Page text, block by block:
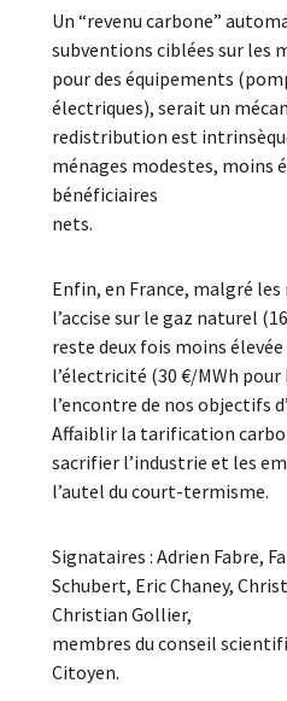
Un “revenu carbone”
subventions ciblées sur les
pour des équipements
électriques), serait un
redistribution est
ménages modestes, moins
bénéficiaires
nets.
Enfin, en France, malgré les
l’accise sur le gaz naturel
reste deux fois moins élevée
l’électricité (30 €/MWh pour
l’encontre de nos objectifs
Affaiblir la tarification
sacrifier l’industrie et les
l’autel du court-termisme.
Signataires : Adrien Fabre,
Schubert, Eric Chaney,
Christian Gollier,
membres du conseil
Citoyen.